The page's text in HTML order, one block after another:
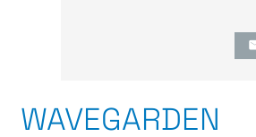
WAVEGARDEN